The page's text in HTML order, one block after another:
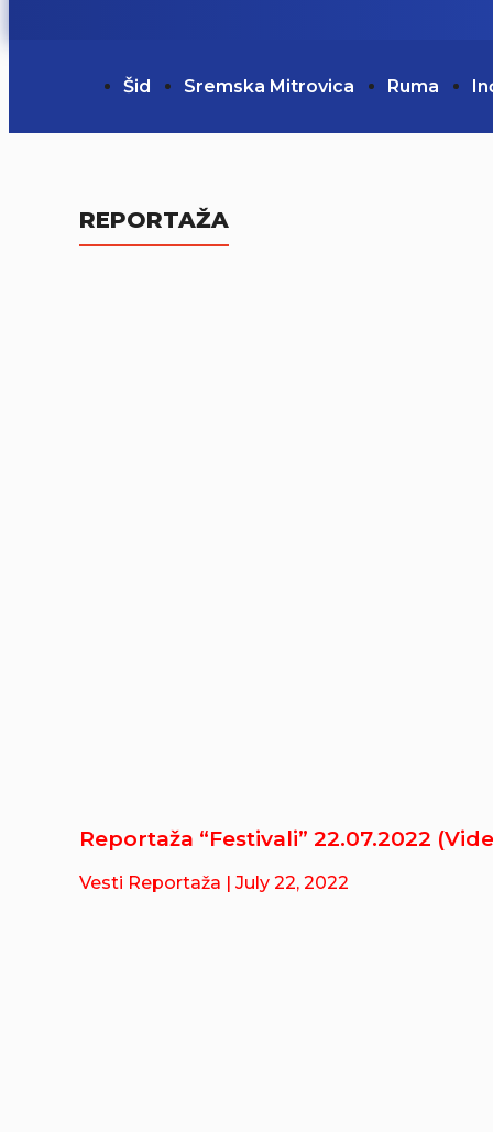
Šid Sremska Mitrovica Ruma
REPORTAŽA
Reportaža “Festivali” 22.07.2022
Vesti Reportaža | July 22, 2022